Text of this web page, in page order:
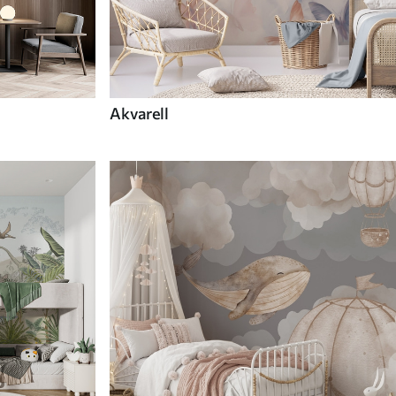
Akvarell